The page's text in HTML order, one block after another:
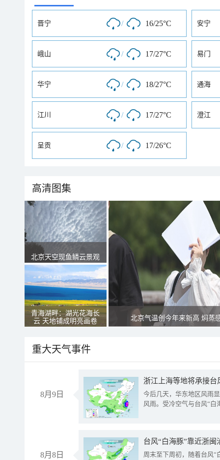
晋宁 / 16/25°C 安宁
峨山 / 17/27°C 易门
华宁 / 18/27°C 通海
江川 / 17/27°C 澄江
呈贡 / 17/26°C
高清图集
北京天空现鱼鳞云景观
青海湖畔：湖光花海长
云 天地铺成明亮画卷
北京气温创今年来新高 焖蒸
重大天气事件
8月9日
浙江上海等地将承接台
今后几天，华东地区风雨
风雨。受冷空气与台风“白
8月8日
台风“白海豚”靠近浙
周末至下周初，随着台风“